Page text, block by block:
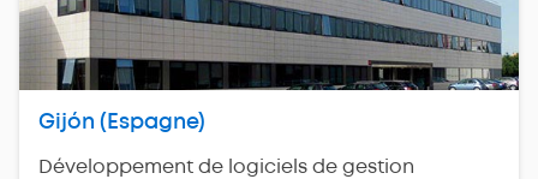
Développement de logiciels de gestion
Gijón (Espagne)